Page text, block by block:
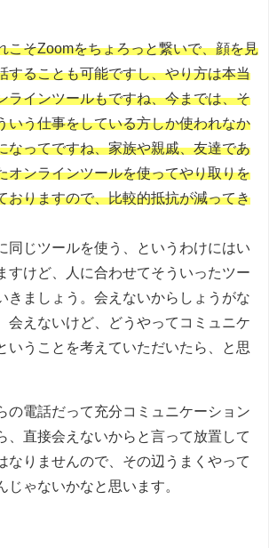
こそZoomをちょろっと繋いで、顔を見
することも可能ですし、やり方は本当
ラインツールもですね、今までは、そ
いう仕事をしている方しか使われなか
なってですね、家族や親戚、友達であ
オンラインツールを使ってやり取りを
おりますので、比較的抵抗が減ってき
同じツールを使う、というわけにはい
すけど、人に合わせてそういったツー
きましょう。会えないからしょうがな
会えないけど、どうやってコミュニケ
いうことを考えていただいたら、と思
の電話だって充分コミュニケーション
、直接会えないからと言って放置して
なりませんので、その辺うまくやって
じゃないかなと思います。